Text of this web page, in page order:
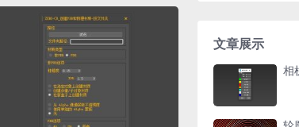
文章展示
相